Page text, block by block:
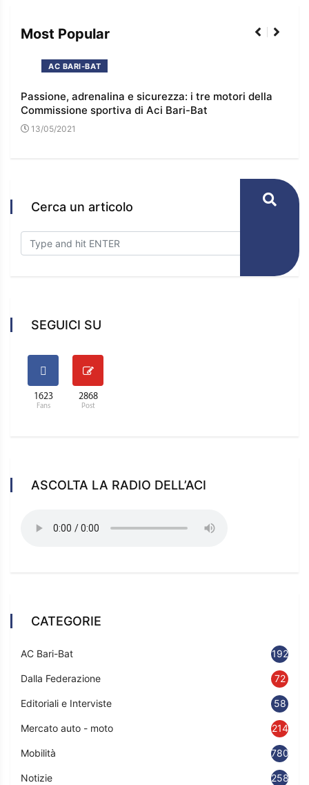
Most Popular
AC BARI-BAT
Passione, adrenalina e sicurezza: i tre motori della
Commissione sportiva di Aci Bari-Bat
13/05/2021
Cerca un articolo
SEGUICI SU
1623
Fans
2868
Post
ASCOLTA LA RADIO DELL’ACI
CATEGORIE
AC Bari-Bat 192
Dalla Federazione 72
Editoriali e Interviste 58
Mercato auto - moto 214
Mobilità 780
Notizie 2583